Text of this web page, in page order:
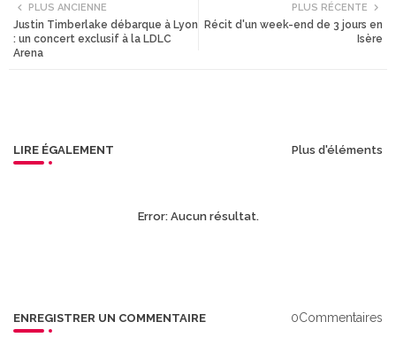
tte ats
PLUS RÉCENTE
Récit d'un week-end de 3 jours en
Isère
PLUS ANCIENNE
Justin Timberlake débarque à Lyon
: un concert exclusif à la LDLC
Arena
LIRE ÉGALEMENT Plus d'éléments
Error:Aucun résultat.
ENREGISTRER UN COMMENTAIRE 0Commentaires